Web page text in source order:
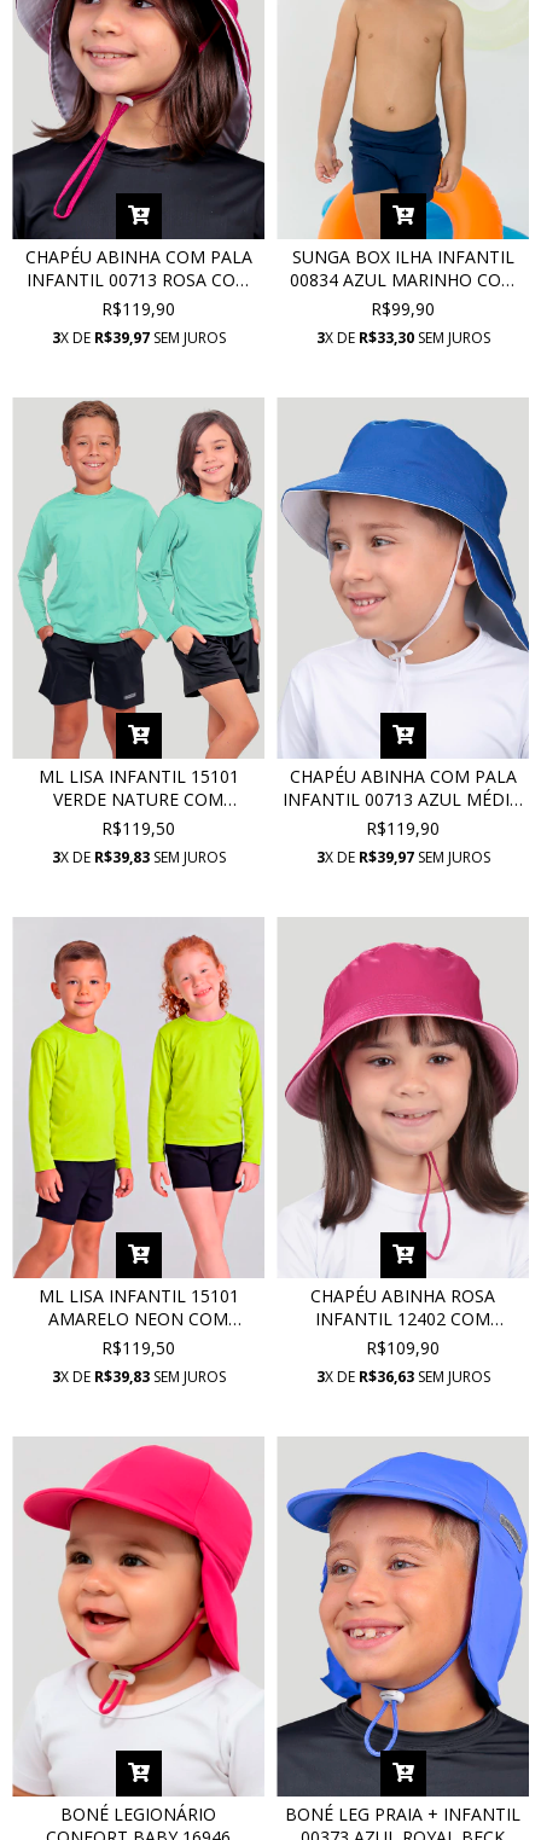
CHAPÉU ABINHA COM PALA
INFANTIL 00713 ROSA COM
PROTEÇÃO UV
R$119,90
3X DE R$39,97SEM JUROS
SUNGA BOX ILHA INFANTIL
00834 AZUL MARINHO COM
PROTEÇÃO UV
R$99,90
3X DE R$33,30SEM JUROS
ML LISA INFANTIL 15101
VERDE NATURE COM
PROTEÇÃO UV
R$119,50
3X DE R$39,83SEM JUROS
CHAPÉU ABINHA COM PALA
INFANTIL 00713 AZUL MÉDIO
COM PROTEÇÃO UV
R$119,90
3X DE R$39,97SEM JUROS
ML LISA INFANTIL 15101
AMARELO NEON COM
PROTEÇÃO UV
R$119,50
3X DE R$39,83SEM JUROS
CHAPÉU ABINHA ROSA
INFANTIL 12402 COM
PROTEÇÃO UV
R$109,90
3X DE R$36,63SEM JUROS
BONÉ LEGIONÁRIO
BONÉ LEG PRAIA + INFANTIL